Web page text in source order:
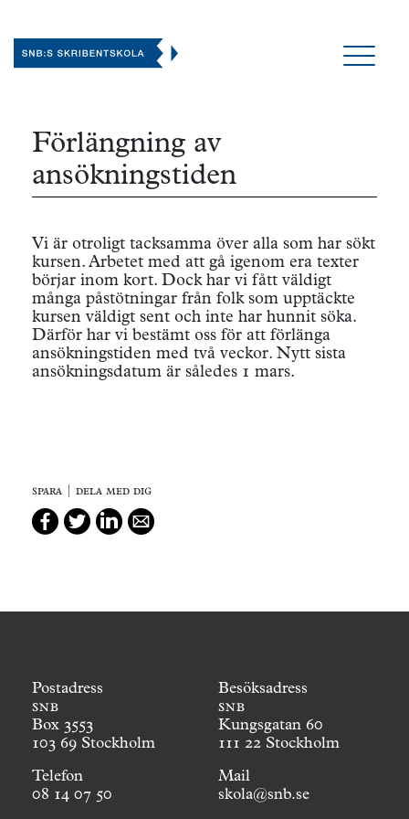
Förlängning av
ansökningstiden
Vi är otroligt tacksamma över alla som har sökt
kursen. Arbetet med att gå igenom era texter
börjar inom kort. Dock har vi fått väldigt
många påstötningar från folk som upptäckte
kursen väldigt sent och inte har hunnit söka.
Därför har vi bestämt oss för att förlänga
ansökningstiden med två veckor. Nytt sista
ansökningsdatum är således 1 mars.
spara | dela med dig
Postadress
snb
Box 3553
103 69 Stockholm
Telefon
08 14 07 50
Besöksadress
snb
Kungsgatan 60
111 22 Stockholm
Mail
skola@snb.se